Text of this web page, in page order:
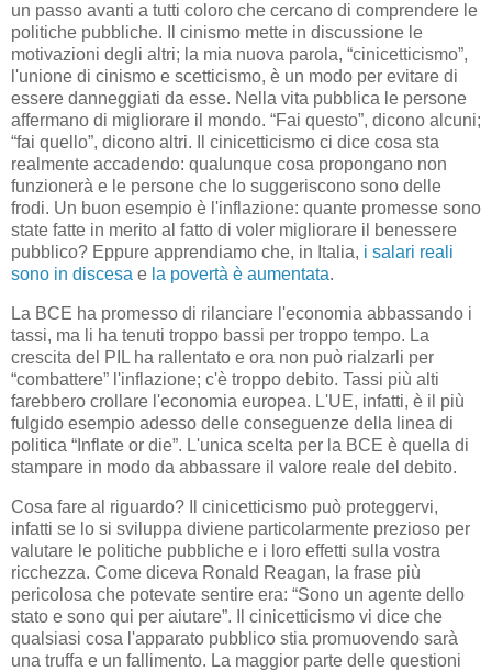
un passo avanti a tutti coloro che cercano di comprendere le
politiche pubbliche. Il cinismo mette in discussione le
motivazioni degli altri; la mia nuova parola, “cinicetticismo”,
l'unione di cinismo e scetticismo, è un modo per evitare di
essere danneggiati da esse. Nella vita pubblica le persone
affermano di migliorare il mondo. “Fai questo”, dicono alcuni;
“fai quello”, dicono altri. Il cinicetticismo ci dice cosa sta
realmente accadendo: qualunque cosa propongano non
funzionerà e le persone che lo suggeriscono sono delle
frodi. Un buon esempio è l'inflazione: quante promesse sono
state fatte in merito al fatto di voler migliorare il benessere
pubblico? Eppure apprendiamo che, in Italia, i salari reali
sono in discesa e la povertà è aumentata.
La BCE ha promesso di rilanciare l'economia abbassando i
tassi, ma li ha tenuti troppo bassi per troppo tempo. La
crescita del PIL ha rallentato e ora non può rialzarli per
“combattere” l'inflazione; c'è troppo debito. Tassi più alti
farebbero crollare l'economia europea. L'UE, infatti, è il più
fulgido esempio adesso delle conseguenze della linea di
politica “Inflate or die”. L'unica scelta per la BCE è quella di
stampare in modo da abbassare il valore reale del debito.
Cosa fare al riguardo? Il cinicetticismo può proteggervi,
infatti se lo si sviluppa diviene particolarmente prezioso per
valutare le politiche pubbliche e i loro effetti sulla vostra
ricchezza. Come diceva Ronald Reagan, la frase più
pericolosa che potevate sentire era: “Sono un agente dello
stato e sono qui per aiutare”. Il cinicetticismo vi dice che
qualsiasi cosa l'apparato pubblico stia promuovendo sarà
una truffa e un fallimento. La maggior parte delle questioni